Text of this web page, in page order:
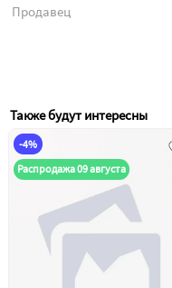
Продавец
Также будут интересны
-4%
Распродажа 09 августа